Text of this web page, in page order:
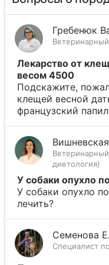
Гребенюк
Лекарство от
весом 4500
Подскажите,
клещей весной
французский
Ветеринарный
диетология)
У собаки опухло
У собаки опухло
лечить?
Семенова
Специалист